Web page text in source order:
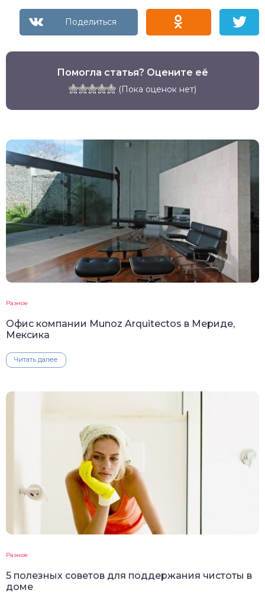
Помогла статья? Оцените её
(Пока оценок нет)
Разное
Офис компании Munoz Arquitectos в Мериде,
Мексика
Читать далее
Разное
5 полезных советов для поддержания чистоты в
доме